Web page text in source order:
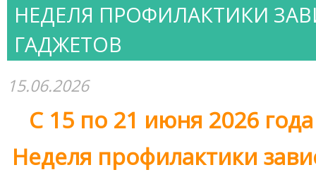
НЕДЕЛЯ ПРОФИЛАКТИКИ
ГАДЖЕТОВ
15.06.2026
С 15 по 21 июня 2026
Неделя профилактики